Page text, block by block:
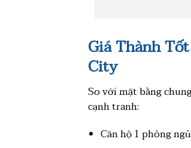
Giá Thành
City
So với mặt bằng
cạnh tranh:
Căn hộ 1 phòng